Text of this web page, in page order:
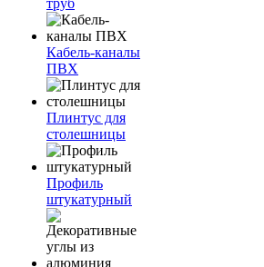
труб
Кабель-каналы
ПВХ
Плинтус для
столешницы
Профиль
штукатурный